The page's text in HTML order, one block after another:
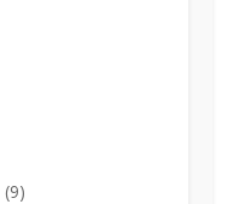
(9)